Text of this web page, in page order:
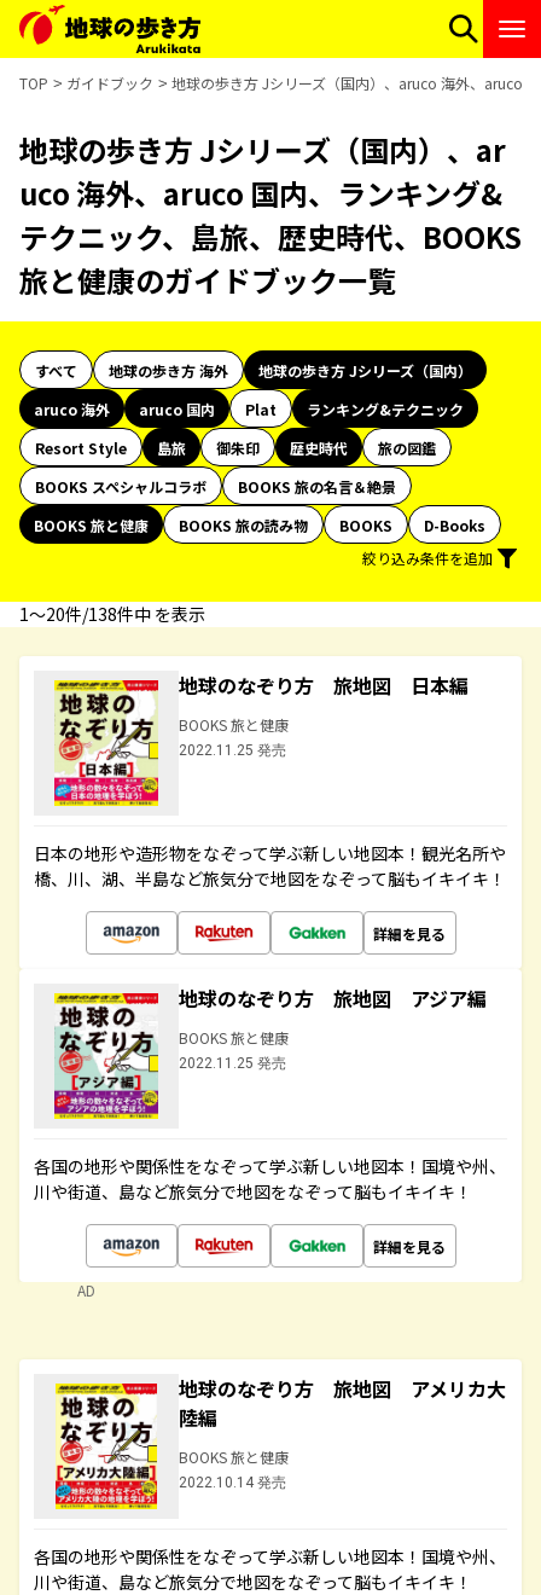
TOP ガイドブック 地球の歩き方 Jシリーズ（国内）、aruco 海外、aruco
地球の歩き方 Jシリーズ（国内）、ar
uco 海外、aruco 国内、ランキング&
テクニック、島旅、歴史時代、BOOKS
旅と健康のガイドブック一覧
すべて 地球の歩き方 海外
地球の歩き方 Jシリーズ（国内）
aruco 海外
aruco 国内 Plat
ランキング&テクニック
Resort Style
島旅 御朱印 歴史時代
旅の図鑑
BOOKS スペシャルコラボ
BOOKS 旅の名言＆絶景
BOOKS 旅と健康
BOOKS 旅の読み物 BOOKS
D-Books
絞り込み条件を追加
1〜20件/138件中 を表示
地球のなぞり方 旅地図 日本編
BOOKS 旅と健康
2022.11.25 発売
日本の地形や造形物をなぞって学ぶ新しい地図本！観光名所や
橋、川、湖、半島など旅気分で地図をなぞって脳もイキイキ！
詳細を見る
地球のなぞり方 旅地図 アジア編
BOOKS 旅と健康
2022.11.25 発売
各国の地形や関係性をなぞって学ぶ新しい地図本！国境や州、
川や街道、島など旅気分で地図をなぞって脳もイキイキ！
詳細を見る
AD
地球のなぞり方 旅地図 アメリカ大
陸編
BOOKS 旅と健康
2022.10.14 発売
各国の地形や関係性をなぞって学ぶ新しい地図本！国境や州、
川や街道、島など旅気分で地図をなぞって脳もイキイキ！